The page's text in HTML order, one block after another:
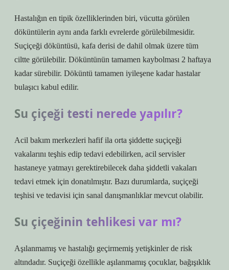
Hastalığın en tipik özelliklerinden biri, vücutta görülen
döküntülerin aynı anda farklı evrelerde görülebilmesidir.
Suçiçeği döküntüsü, kafa derisi de dahil olmak üzere tüm
ciltte görülebilir. Döküntünün tamamen kaybolması 2 haftaya
kadar sürebilir. Döküntü tamamen iyileşene kadar hastalar
bulaşıcı kabul edilir.
Su çiçeği testi nerede yapılır?
Acil bakım merkezleri hafif ila orta şiddette suçiçeği
vakalarını teşhis edip tedavi edebilirken, acil servisler
hastaneye yatmayı gerektirebilecek daha şiddetli vakaları
tedavi etmek için donatılmıştır. Bazı durumlarda, suçiçeği
teşhisi ve tedavisi için sanal danışmanlıklar mevcut olabilir.
Su çiçeğinin tehlikesi var mı?
Aşılanmamış ve hastalığı geçirmemiş yetişkinler de risk
altındadır. Suçiçeği özellikle aşılanmamış çocuklar, bağışıklık